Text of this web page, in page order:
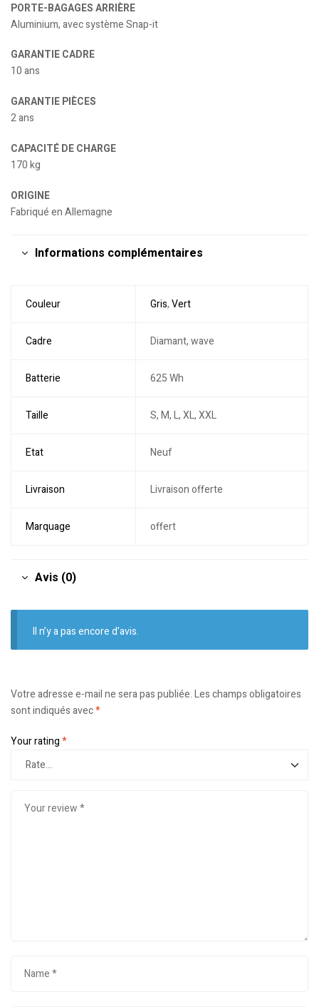
PORTE-BAGAGES ARRIÈRE
Aluminium, avec système Snap-it
GARANTIE CADRE
10 ans
GARANTIE PIÈCES
2 ans
CAPACITÉ DE CHARGE
170 kg
ORIGINE
Fabriqué en Allemagne
Informations complémentaires
Couleur Gris,Vert
Cadre Diamant, wave
Batterie 625 Wh
Taille S, M, L, XL, XXL
Etat Neuf
Livraison Livraison offerte
Marquage offert
Avis (0)
Il n’y a pas encore d’avis.
Votre adresse e-mail ne sera pas publiée.Les champs obligatoires
sont indiqués avec*
Your rating*